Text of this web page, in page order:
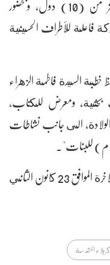
فاعلة للأطراف الحسينية
السيدة فاطمة الزهراء
ومعرض للكتاب،
الى جانب نشاطات
للبنات".
وبين أن "المهرجان سيقام في 19 جمادي الاخرة الموافق 23 كانون الثاني
المقدسة